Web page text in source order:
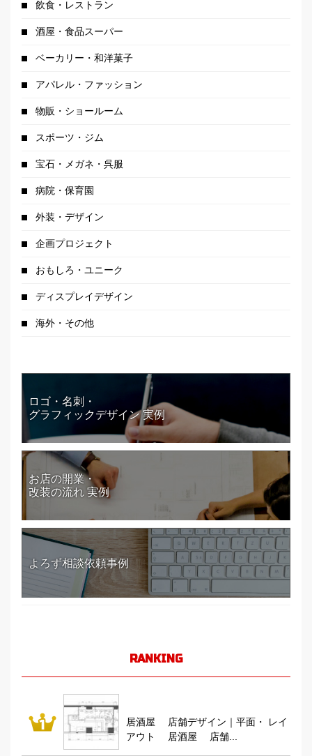
飲食・レストラン
酒屋・食品スーパー
ベーカリー・和洋菓子
アパレル・ファッション
物販・ショールーム
スポーツ・ジム
宝石・メガネ・呉服
病院・保育園
外装・デザイン
企画プロジェクト
おもしろ・ユニーク
ディスプレイデザイン
海外・その他
ロゴ・名刺・
グラフィックデザイン 実例
お店の開業・
改装の流れ 実例
よろず相談依頼事例
RANKING
居酒屋 店舗デザイン｜平面・ レイ
アウト 居酒屋 店舗...